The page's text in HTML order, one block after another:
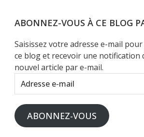
Web
ABONNEZ-VOUS À CE BLOG
Saisissez votre adresse e-mail
ce blog et recevoir une notification
nouvel article par e-mail.
Adresse
e-
mail
ABONNEZ-VOUS